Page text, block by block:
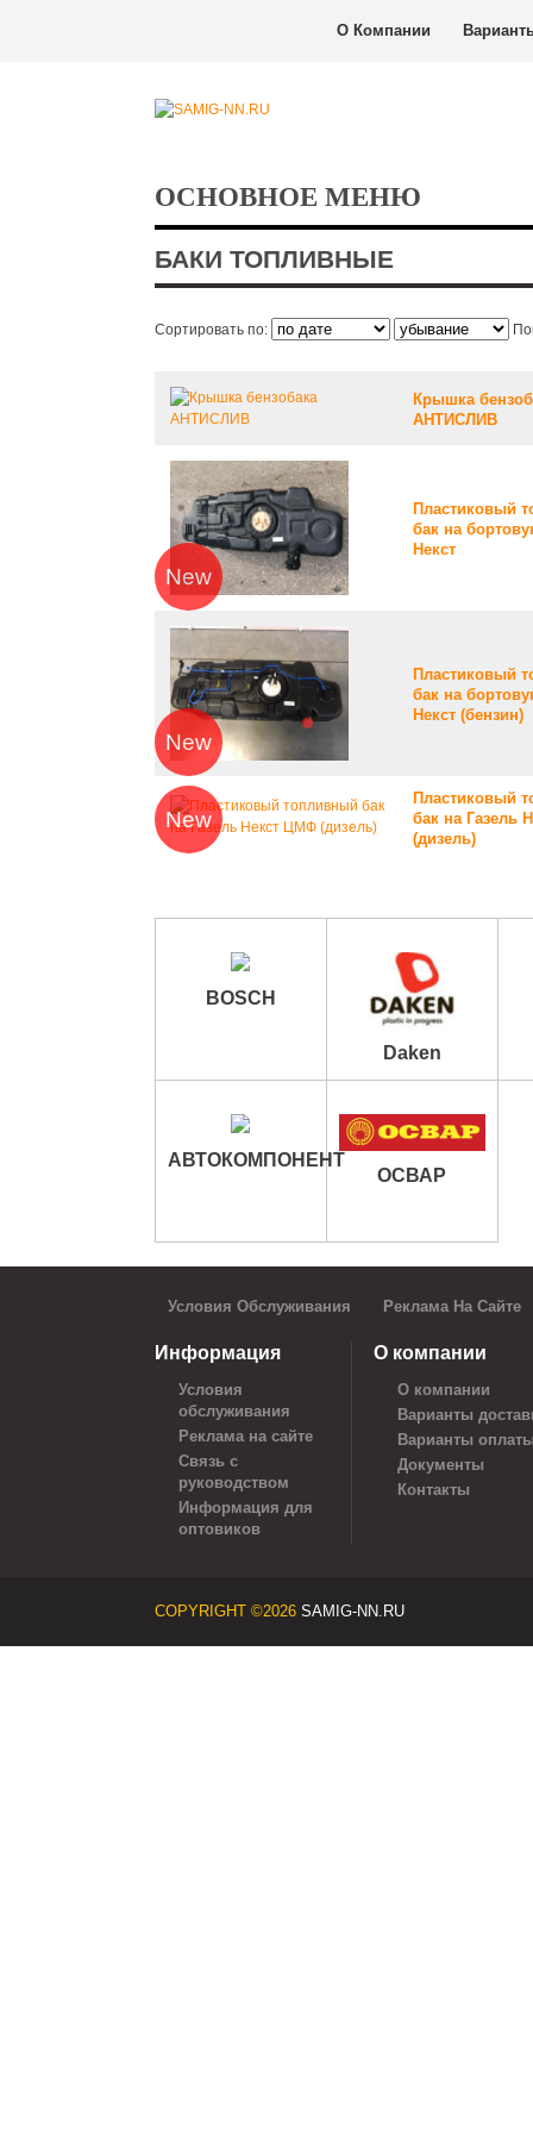
О Компании
ОСНОВНОЕ МЕНЮ
БАКИ ТОПЛИВНЫЕ
Сортировать по:
Крышка
АНТИСЛИВ
New
Пластиковый
бак на
Некст
New
Пластиковый
бак на
Некст (бензин)
New
Пластиковый
бак на Газель
(дизель)
BOSCH
Daken
АВТОКОМПОНЕНТ
ОСВАР
Условия Обслуживания Реклама На Сайте
Информация
Условия
обслуживания
Реклама на сайте
Связь с
руководством
Информация для
оптовиков
О компании
О компании
Варианты
Варианты
Документы
Контакты
COPYRIGHT ©2026 SAMIG-NN.RU